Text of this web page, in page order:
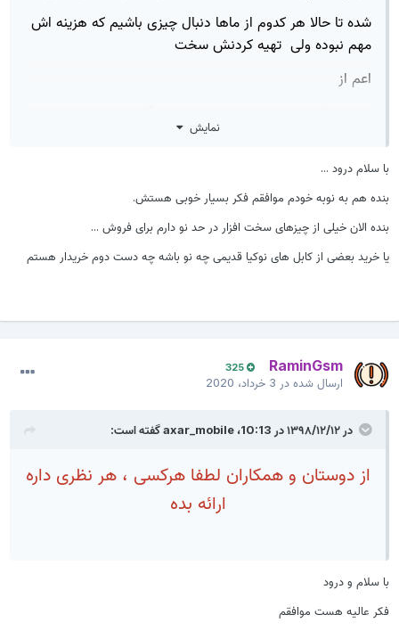
شده تا حالا هر کدوم از ماها دنبال چیزی باشیم که هزینه اش
مهم نبوده ولی تهیه کردنش سخت
اعم از
بعضیا میان و این قطعات نایاب رو به قیمت گزافی میفروشن ،
حالا این احتمالات وجود داره : قطعه معیوبه و غیر قابل
بازگشت یا اصلا فروش غیر قانونی باشه و کلاهبرداری
سوال اینجاس ؟!
از دوستان و همکاران لطفا هرکسی ، هر نظری داره
نمایش
با سلام درود ...
بنده هم به نوبه خودم موافقم فکر بسیار خوبی هستش.
بنده الان خیلی از چیزهای سخت افزار در حد نو دارم برای فروش ...
یا خرید بعضی از کابل های نوکیا قدیمی چه نو باشه چه دست دوم خریدار هستم
RaminGsm
325
ارسال شده در3 خرداد، 2020
در ۱۳۹۸/۱۲/۱۲ در 10:13، axar_mobileگفته است:
از دوستان و همکاران لطفا هرکسی ، هر نظری داره
ارائه بده
با سلام و درود
فکر عالیه هست موافقم